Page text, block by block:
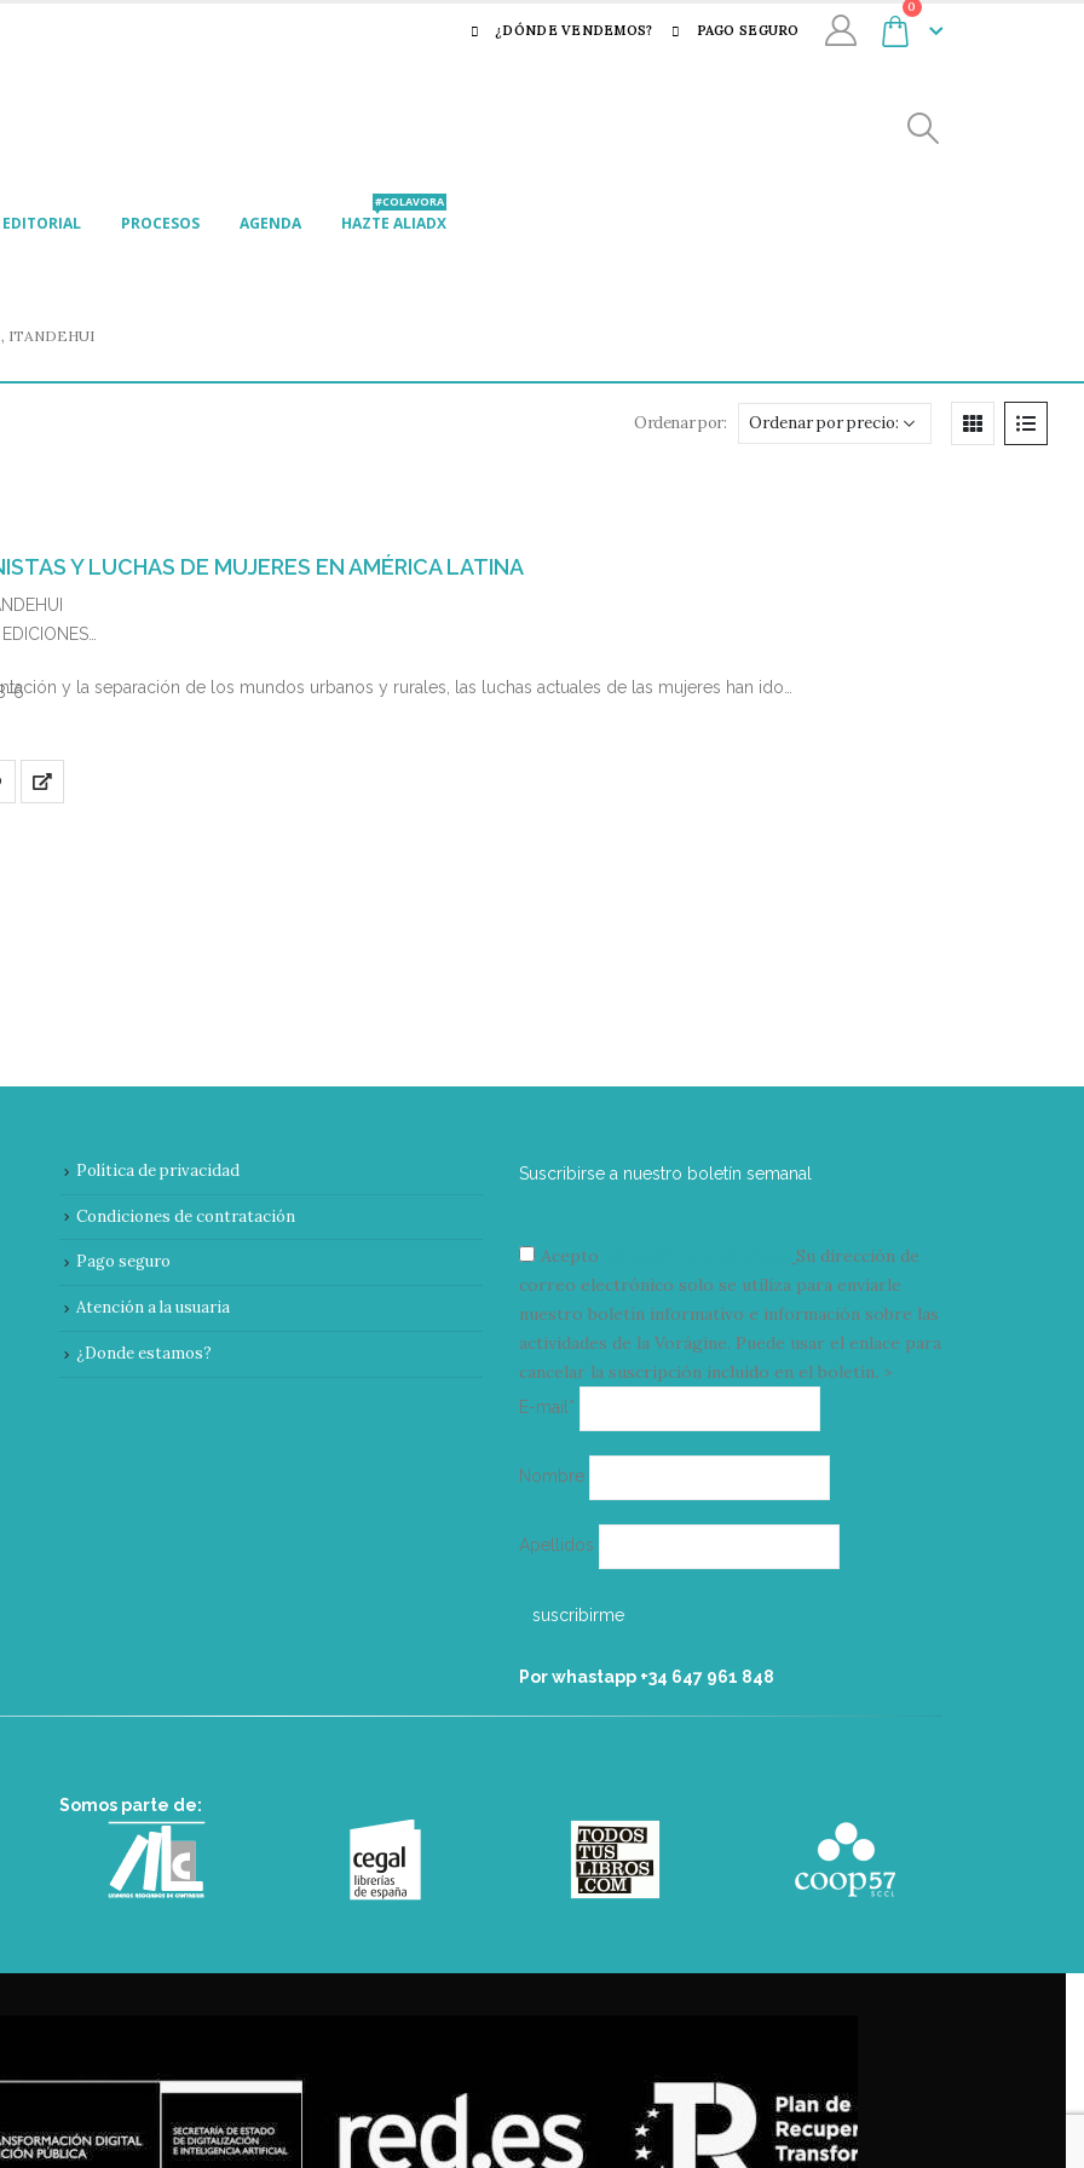
¿DÓNDE VENDEMOS? PAGO SEGURO
0
EDITORIAL PROCESOS AGENDA HAZTE ALIADX
#COLAVORA
ITANDEHUI
Ordenar por:
Y LUCHAS DE MUJERES EN AMÉRICA LATINA
6
y la separación de los mundos urbanos y rurales, las luchas actuales de las mujeres han ido…
Política de privacidad
Condiciones de contratación
Pago seguro
Atención a la usuaria
¿Donde estamos?
Suscribirse a nuestro boletín semanal
Acepto
Su dirección de
correo electrónico solo se utiliza para enviarle
nuestro boletín informativo e información sobre las
actividades de la Vorágine. Puede usar el enlace para
cancelar la suscripción incluido en el boletín. >
E-mail*
electrónico
Nombre
Apellidos
Por whastapp +34 ‭647 961 848‬
Somos parte de: